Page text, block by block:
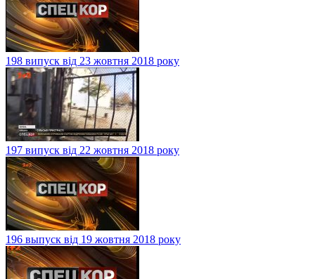
198 випуск від 23 жовтня 2018 року
197 випуск від 22 жовтня 2018 року
196 выпуск від 19 жовтня 2018 року